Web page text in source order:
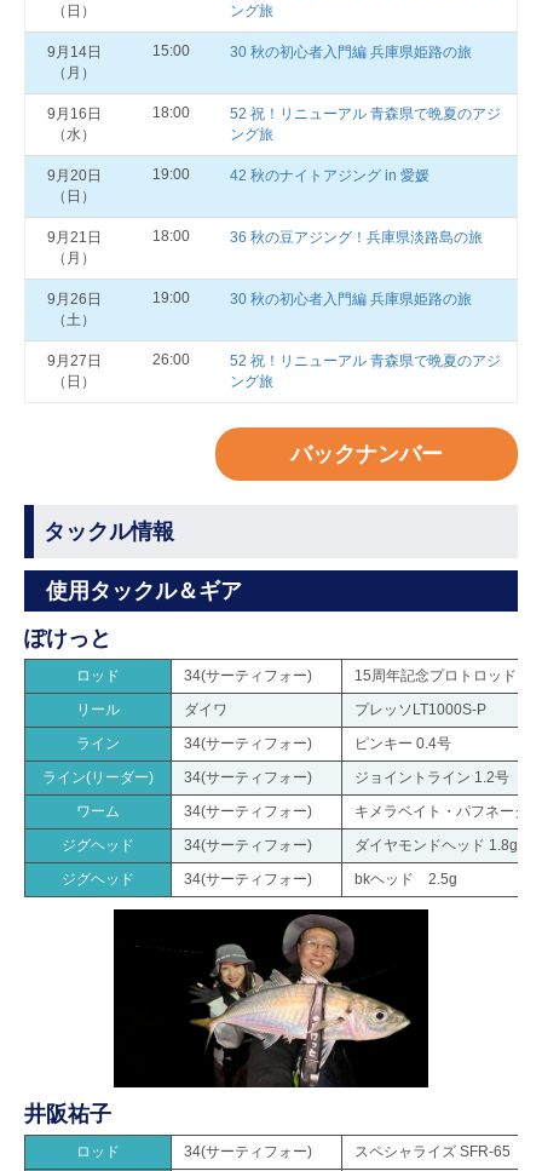
（日）
ング旅
9月14日
（月）
15:00 30 秋の初心者入門編 兵庫県姫路の旅
9月16日
（水）
18:00
52 祝！リニューアル 青森県で晩夏のアジ
ング旅
9月20日
（日）
19:00 42 秋のナイトアジング in 愛媛
9月21日
（月）
18:00 36 秋の豆アジング！兵庫県淡路島の旅
9月26日
（土）
19:00 30 秋の初心者入門編 兵庫県姫路の旅
9月27日
（日）
26:00
52 祝！リニューアル 青森県で晩夏のアジ
ング旅
バックナンバー
タックル情報
使用タックル＆ギア
ぽけっと
ロッド 34(サーティフォー)
15周年記念プロトロッド
リール
ダイワ
プレッソLT1000S-P
ライン
34(サーティフォー)
ピンキー 0.4号
ライン(リーダー)
34(サーティフォー)
ジョイントライン 1.2号
ワーム
34(サーティフォー)
キメラベイト・パフネーク
ジグヘッド
34(サーティフォー)
ダイヤモンドヘッド 1.8g/
ジグヘッド
34(サーティフォー) bkヘッド 2.5g
井阪祐子
ロッド 34(サーティフォー) スペシャライズ SFR-65